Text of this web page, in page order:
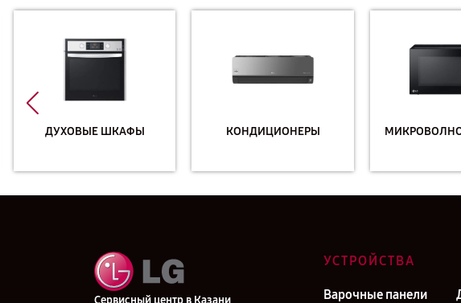
ДУХОВЫЕ ШКАФЫ КОНДИЦИОНЕРЫ
Сервисный центр в Казани
УСТРОЙСТВА
Варочные панели